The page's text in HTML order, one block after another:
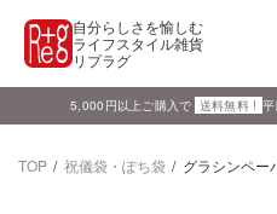
自分らしさを愉しむ
ライフスタイル雑貨
リプラグ
5,000円以上ご購入で 送料無料 !
TOP 祝儀袋・ぽち袋 グラシンペー